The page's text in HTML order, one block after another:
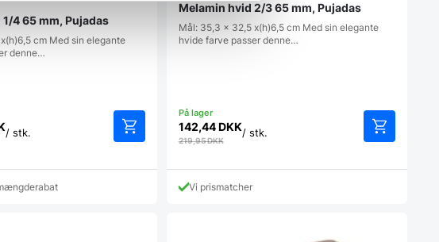
4 65 mm, Pujadas
cm Med sin elegante
denne…
/ stk.
Melamin hvid 2/3 65 mm, Pujadas
Mål: 35,3 x 32,5 x(h)6,5 cm Med sin elegante
hvide farve passer denne…
142,44DKK
219,95DKK
/ stk.
Vi prismatcher